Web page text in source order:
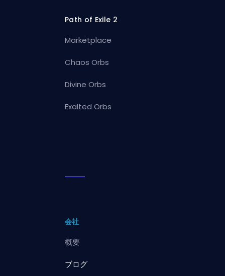
Path of Exile 2
Marketplace
Chaos Orbs
Divine Orbs
Exalted Orbs
会社
概要
ブログ